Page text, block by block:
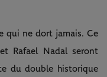
qui ne dort jamais. Ce
Rafael Nadal seront
du double historique